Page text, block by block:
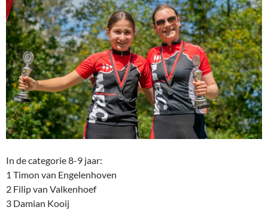
In de categorie 8-9 jaar:
1 Timon van Engelenhoven
2 Filip van Valkenhoef
3 Damian Kooij